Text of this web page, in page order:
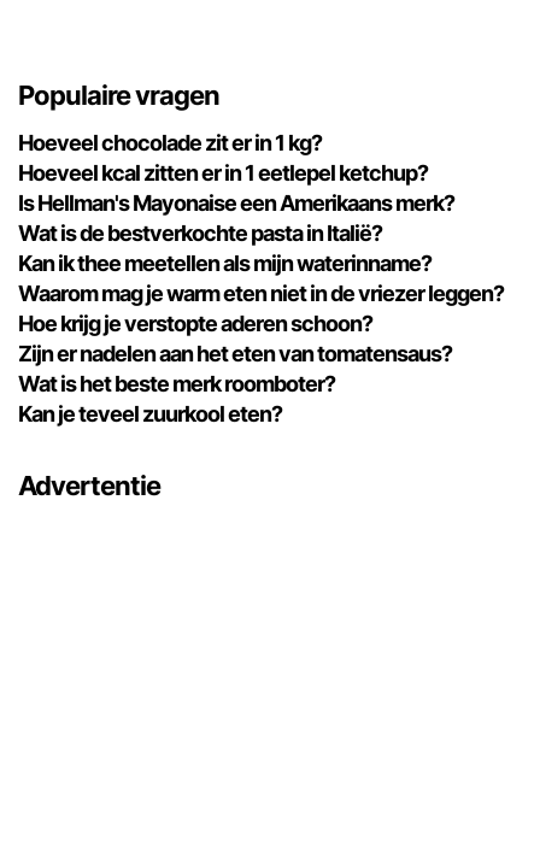
Populaire vragen
Hoeveel chocolade zit er in 1 kg?
Hoeveel kcal zitten er in 1 eetlepel ketchup?
Is Hellman's Mayonaise een Amerikaans merk?
Wat is de bestverkochte pasta in Italië?
Kan ik thee meetellen als mijn waterinname?
Waarom mag je warm eten niet in de vriezer leggen?
Hoe krijg je verstopte aderen schoon?
Zijn er nadelen aan het eten van tomatensaus?
Wat is het beste merk roomboter?
Kan je teveel zuurkool eten?
Advertentie